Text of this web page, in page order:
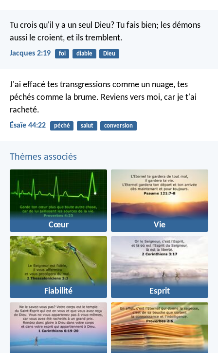
Tu crois qu'il y a un seul Dieu? Tu fais bien; les démons
aussi le croient, et ils tremblent.
Jacques 2:19 foi diable Dieu
J'ai effacé tes transgressions comme un nuage, tes
péchés comme la brume. Reviens vers moi, car je t'ai
racheté.
Ésaïe 44:22 péché salut conversion
Thèmes associés
Cœur Vie
Fiabilité Esprit